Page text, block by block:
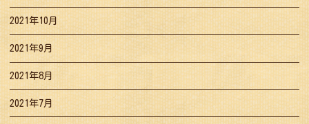
2021年10月
2021年9月
2021年8月
2021年7月